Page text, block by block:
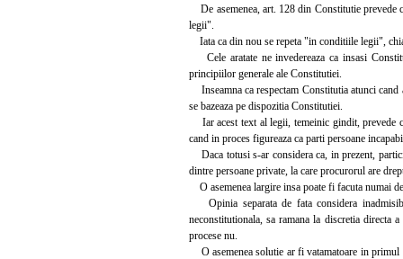
De asemenea, art. 128 din Constitutie prevede
legii".
Iata ca din nou se repeta "in conditiile legii",
Cele aratate ne invedereaza ca insasi
principiilor generale ale Constitutiei.
Inseamna ca respectam Constitutia atunci
se bazeaza pe dispozitia Constitutiei.
Iar acest text al legii, temeinic gindit, prevede
cand in proces figureaza ca parti persoane
Daca totusi s-ar considera ca, in prezent,
dintre persoane private, la care procurorul are
O asemenea largire insa poate fi facuta numai
Opinia separata de fata considera
neconstitutionala, sa ramana la discretia directa
procese nu.
O asemenea solutie ar fi vatamatoare in primul